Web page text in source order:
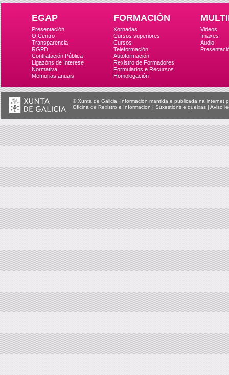
EGAP
Presentación
O Centro
Transparencia
RGPD
Contratación Pública
Ligazóns de Interese
Normativa
Memorias anuais
FORMACIÓN
Xornadas
Cursos superiores
Cursos
Teleformación
Autoformación
Rexistro de Formadores
Formularios e Recursos
Homologación
Videos
Imaxes
Audio
© Xunta de Galicia. Información mantida e publicada na internet
Oficina de Rexistro e Información | Suxestións e queixas | Aviso